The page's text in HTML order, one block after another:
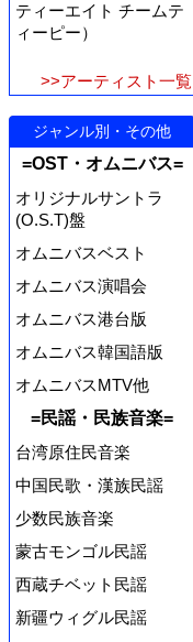
ティーエイト チームテ
ィーピー）
>>アーティスト一覧
ジャンル別・その他
=OST・オムニバス=
オリジナルサントラ
(O.S.T)盤
オムニバスベスト
オムニバス演唱会
オムニバス港台版
オムニバス韓国語版
オムニバスMTV他
=民謡・民族音楽=
台湾原住民音楽
中国民歌・漢族民謡
少数民族音楽
蒙古モンゴル民謡
西蔵チベット民謡
新疆ウィグル民謡